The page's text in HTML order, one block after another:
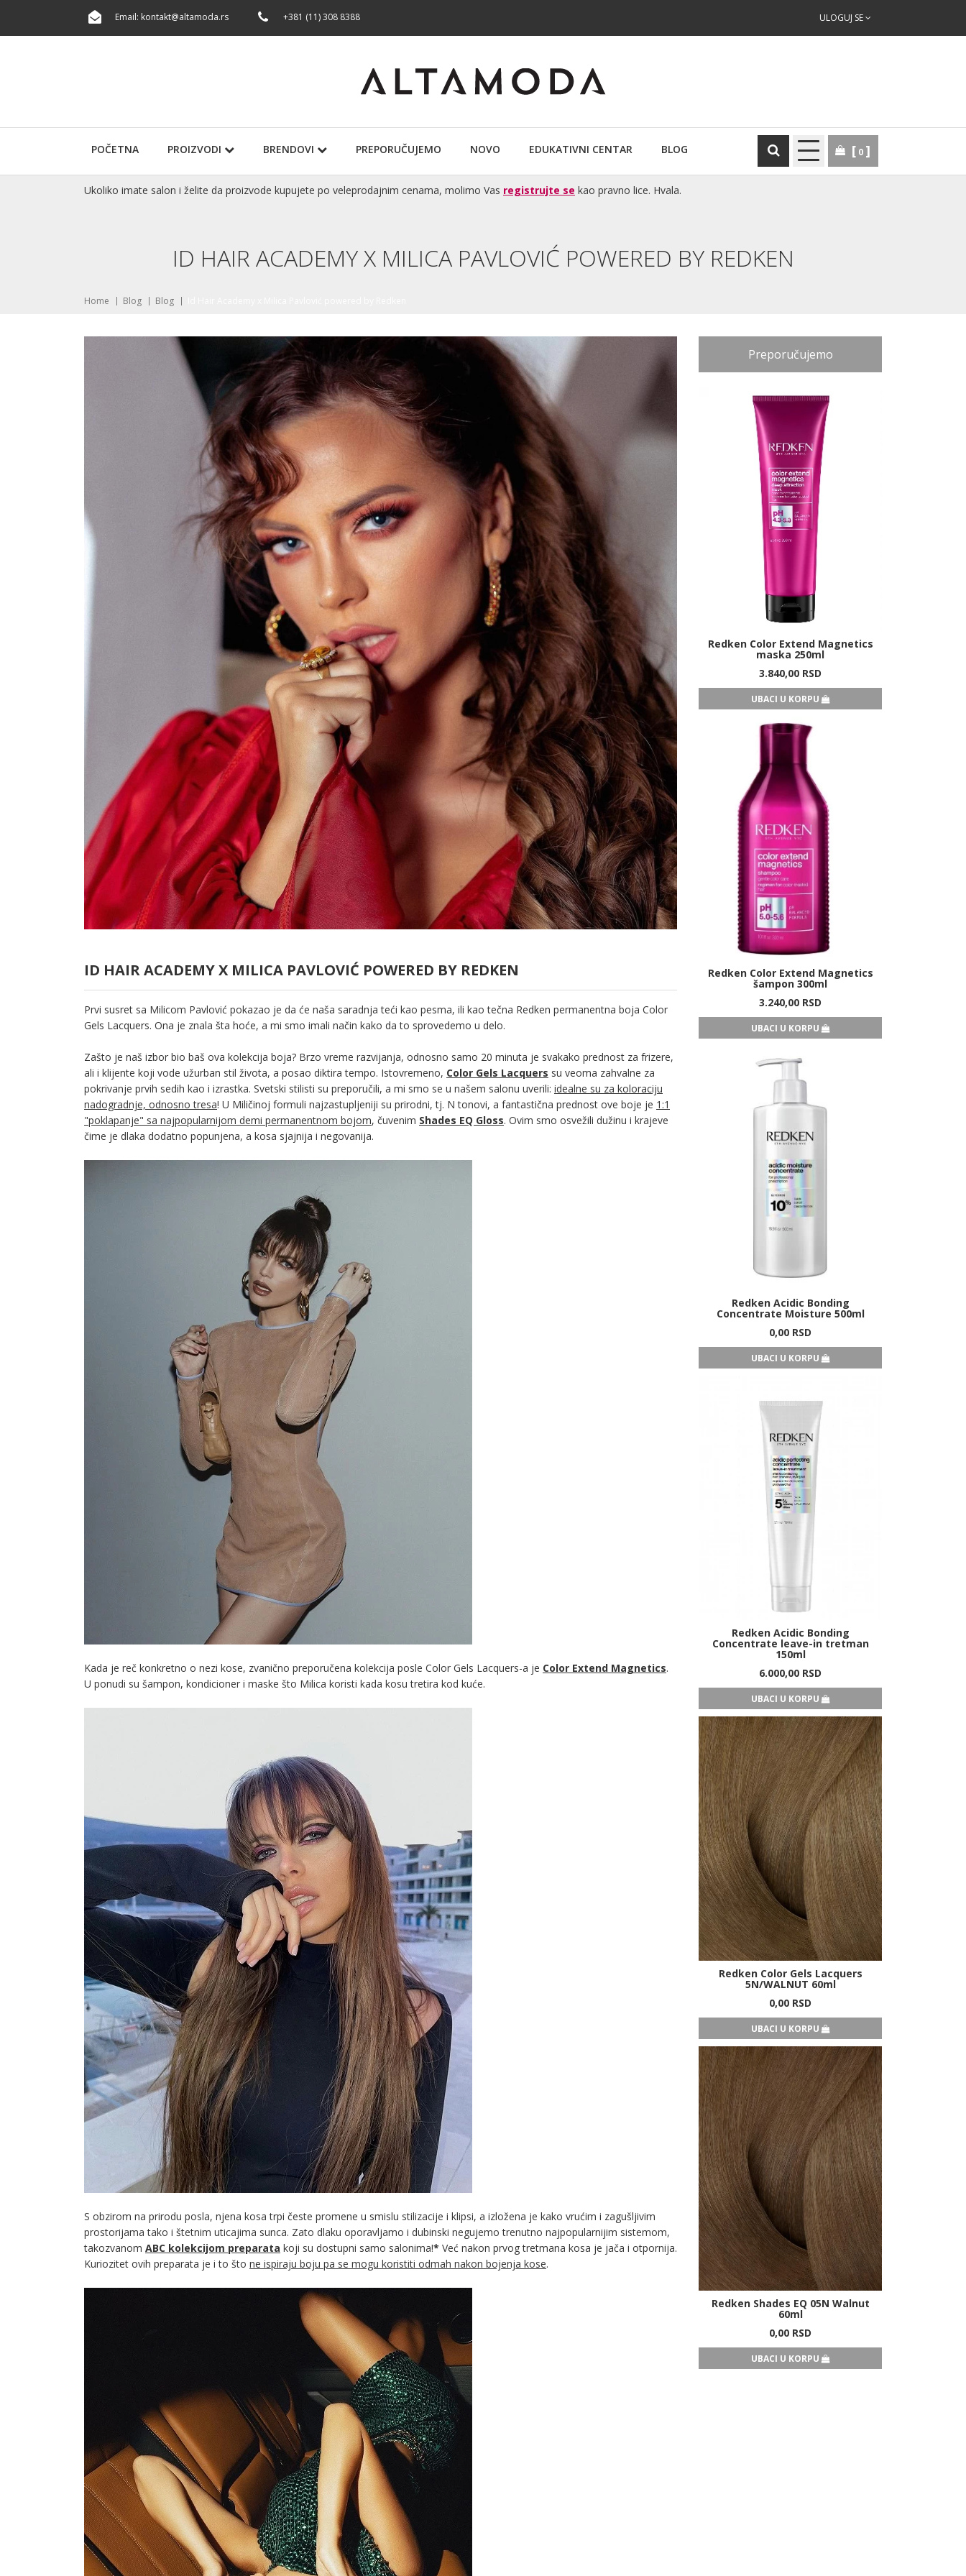
Email: kontakt@altamoda.rs +381 (11) 308 8388 ULOGUJ SE
POČETNA PROIZVODI BRENDOVI PREPORUČUJEMO NOVO EDUKATIVNI CENTAR BLOG 0
Ukoliko imate salon i želite da proizvode kupujete po veleprodajnim cenama, molimo Vas registrujte se kao pravno lice. Hvala.
ID HAIR ACADEMY X MILICA PAVLOVIĆ POWERED BY REDKEN
Home Blog Blog
ID HAIR ACADEMY X MILICA PAVLOVIĆ POWERED BY REDKEN
Prvi susret sa Milicom Pavlović pokazao je da će naša saradnja teći kao pesma, ili kao tečna Redken permanentna boja Color
Gels Lacquers. Ona je znala šta hoće, a mi smo imali način kako da to sprovedemo u delo.
Zašto je naš izbor bio baš ova kolekcija boja? Brzo vreme razvijanja, odnosno samo 20 minuta je svakako prednost za frizere,
ali i klijente koji vode užurban stil života, a posao diktira tempo. Istovremeno, Color Gels Lacquers su veoma zahvalne za
pokrivanje prvih sedih kao i izrastka. Svetski stilisti su preporučili, a mi smo se u našem salonu uverili: idealne su za koloraciju
nadogradnje, odnosno tresa! U Miličinoj formuli najzastupljeniji su prirodni, tj. N tonovi, a fantastična prednost ove boje je 1:1
"poklapanje" sa najpopularnijom demi permanentnom bojom, čuvenim Shades EQ Gloss. Ovim smo osvežili dužinu i krajeve
čime je dlaka dodatno popunjena, a kosa sjajnija i negovanija.
Kada je reč konkretno o nezi kose, zvanično preporučena kolekcija posle Color Gels Lacquers-a je Color Extend Magnetics.
U ponudi su šampon, kondicioner i maske što Milica koristi kada kosu tretira kod kuće.
S obzirom na prirodu posla, njena kosa trpi česte promene u smislu stilizacije i klipsi, a izložena je kako vrućim i zagušljivim
prostorijama tako i štetnim uticajima sunca. Zato dlaku oporavljamo i dubinski negujemo trenutno najpopularnijim sistemom,
takozvanom ABC kolekcijom preparata koji su dostupni samo salonima!* Već nakon prvog tretmana kosa je jača i otpornija.
Kuriozitet ovih preparata je i to što ne ispiraju boju pa se mogu koristiti odmah nakon bojenja kose.
Preporučujemo
Redken Color Extend Magnetics
maska 250ml
3.840,00 RSD
UBACI U KORPU
Redken Color Extend Magnetics
šampon 300ml
3.240,00 RSD
UBACI U KORPU
Redken Acidic Bonding
Concentrate Moisture 500ml
0,00 RSD
UBACI U KORPU
Redken Acidic Bonding
Concentrate leave-in tretman
150ml
6.000,00 RSD
UBACI U KORPU
Redken Color Gels Lacquers
5N/WALNUT 60ml
0,00 RSD
UBACI U KORPU
Redken Shades EQ 05N Walnut
60ml
0,00 RSD
UBACI U KORPU